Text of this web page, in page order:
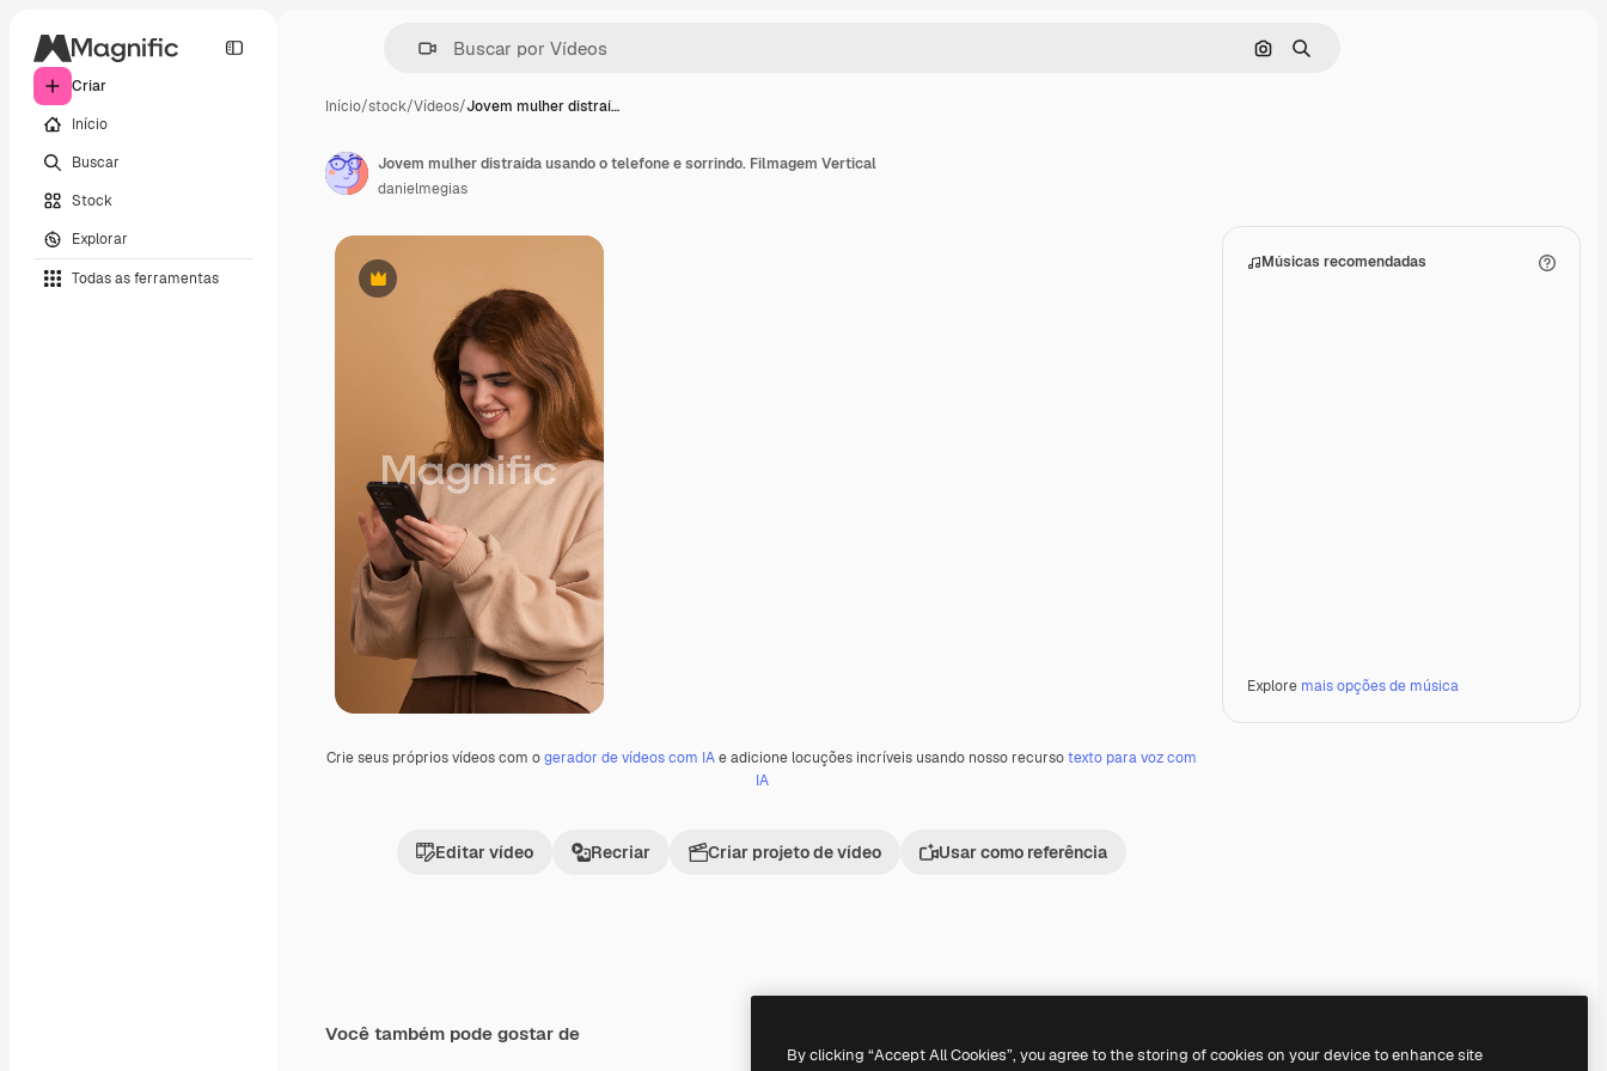
Criar
Início
Buscar
Stock
Explorar
Todas as ferramentas
Pesquisar por imagem
Buscar
Início/stock/Vídeos/Jovem mulher distraí…
Premium
Crie seus próprios vídeos com ogerador de vídeos com IAe adicione locuções incríveis usando nosso recursotexto para voz com
IA
Editar vídeo Recriar Criar projeto de vídeo Usar como referência
Músicas recomendadas
Explore mais opções de música
Jovem mulher distraída usando o telefone e sorrindo. Filmagem Vertical
danielmegias
Você também pode gostar de
Premium
Premium Premium
Premium
By clicking “Accept All Cookies”, you agree to the storing of cookies on your device to enhance site